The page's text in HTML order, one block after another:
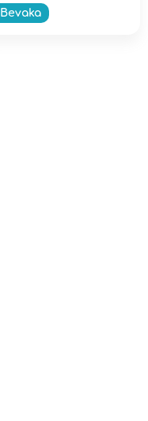
Bevaka